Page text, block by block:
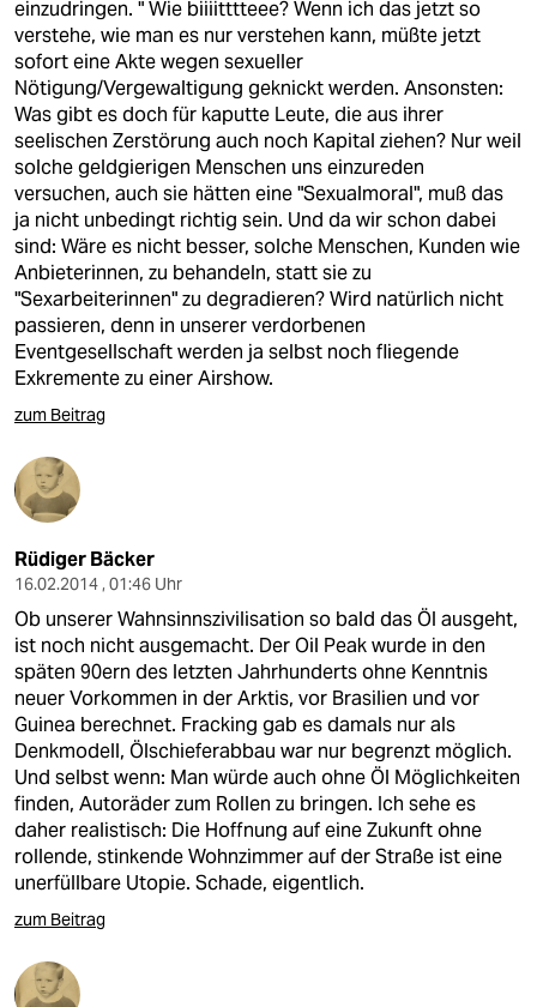
einzudringen. " Wie biiiitttteee? Wenn ich das jetzt so
verstehe, wie man es nur verstehen kann, müßte jetzt
sofort eine Akte wegen sexueller
Nötigung/Vergewaltigung geknickt werden. Ansonsten:
Was gibt es doch für kaputte Leute, die aus ihrer
seelischen Zerstörung auch noch Kapital ziehen? Nur weil
solche geldgierigen Menschen uns einzureden
versuchen, auch sie hätten eine "Sexualmoral", muß das
ja nicht unbedingt richtig sein. Und da wir schon dabei
sind: Wäre es nicht besser, solche Menschen, Kunden wie
Anbieterinnen, zu behandeln, statt sie zu
"Sexarbeiterinnen" zu degradieren? Wird natürlich nicht
passieren, denn in unserer verdorbenen
Eventgesellschaft werden ja selbst noch fliegende
Exkremente zu einer Airshow.
zum Beitrag
Rüdiger Bäcker
16.02.2014 , 01:46 Uhr
Ob unserer Wahnsinnszivilisation so bald das Öl ausgeht,
ist noch nicht ausgemacht. Der Oil Peak wurde in den
späten 90ern des letzten Jahrhunderts ohne Kenntnis
neuer Vorkommen in der Arktis, vor Brasilien und vor
Guinea berechnet. Fracking gab es damals nur als
Denkmodell, Ölschieferabbau war nur begrenzt möglich.
Und selbst wenn: Man würde auch ohne Öl Möglichkeiten
finden, Autoräder zum Rollen zu bringen. Ich sehe es
daher realistisch: Die Hoffnung auf eine Zukunft ohne
rollende, stinkende Wohnzimmer auf der Straße ist eine
unerfüllbare Utopie. Schade, eigentlich.
zum Beitrag